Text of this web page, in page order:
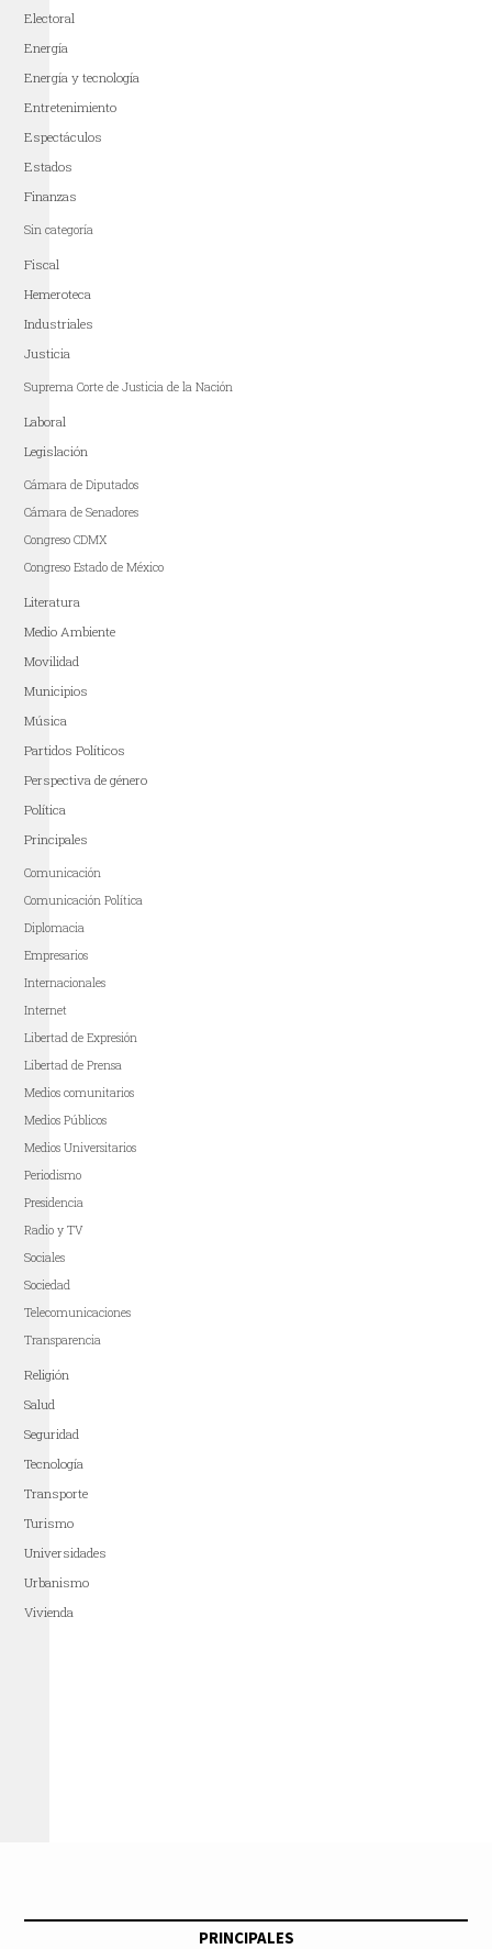
Electoral
Energía
Energía y tecnología
Entretenimiento
Espectáculos
Estados
Finanzas
Sin categoría
Fiscal
Hemeroteca
Industriales
Justicia
Suprema Corte de Justicia de la Nación
Laboral
Legislación
Cámara de Diputados
Cámara de Senadores
Congreso CDMX
Congreso Estado de México
Literatura
Medio Ambiente
Movilidad
Municipios
Música
Partidos Políticos
Perspectiva de género
Política
Principales
Comunicación
Comunicación Política
Diplomacia
Empresarios
Internacionales
Internet
Libertad de Expresión
Libertad de Prensa
Medios comunitarios
Medios Públicos
Medios Universitarios
Periodismo
Presidencia
Radio y TV
Sociales
Sociedad
Telecomunicaciones
Transparencia
Religión
Salud
Seguridad
Tecnología
Transporte
Turismo
Universidades
Urbanismo
Vivienda
PRINCIPALES